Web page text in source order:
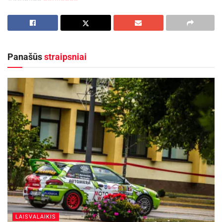
Pranešimas spaudai
Kauno rajone, Čekiškėje vyks 2028 metų Europos
Karalyste
2026-08-06
Panevėžiečiai bronzą laimi penktą kartą per
šešerius pastaruosius metus. Likusį sykį „7bet-
Lietkabelis“ puošėsi sidabru.
Jonaviečiai pretendavo į pirmuosius medalius
„Betsafe-LKL“ istorijoje, tačiau liko be jų.
Džiugas Slavinskas ir Mantas Rubštavičius
Panašūsstraipsniai
LAISVALAIKIS